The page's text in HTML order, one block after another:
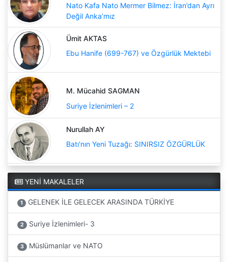
Nato Kafa Nato Mermer Bilmez: İran’dan Ayrı
Değil Anka’mız
Ümit AKTAS
Ebu Hanife (699-767) ve Özgürlük Mektebi
M. Mücahid SAGMAN
Suriye İzlenimleri – 2
Nurullah AY
Batı'nın Yeni Tuzağı: SINIRSIZ ÖZGÜRLÜK
YENİ MAKALELER
1 GELENEK İLE GELECEK ARASINDA TÜRKİYE
2 Suriye İzlenimleri- 3
3 Müslümanlar ve NATO